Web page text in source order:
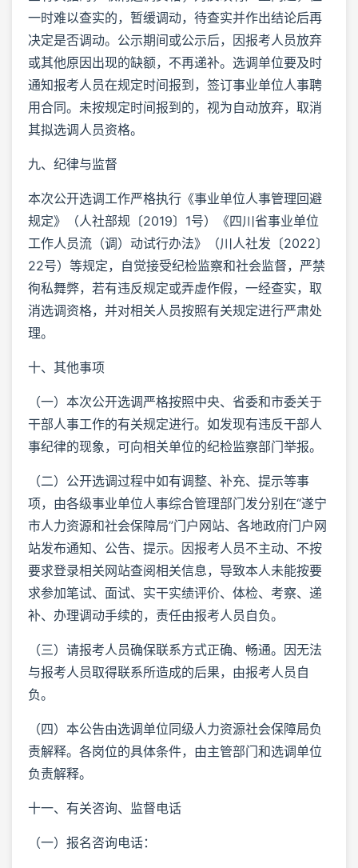
一时难以查实的，暂缓调动，待查实并作出结论后再
决定是否调动。公示期间或公示后，因报考人员放弃
或其他原因出现的缺额，不再递补。选调单位要及时
通知报考人员在规定时间报到，签订事业单位人事聘
用合同。未按规定时间报到的，视为自动放弃，取消
其拟选调人员资格。
九、纪律与监督
本次公开选调工作严格执行《事业单位人事管理回避
规定》（人社部规〔2019〕1号）《四川省事业单位
工作人员流（调）动试行办法》（川人社发〔2022〕
22号）等规定，自觉接受纪检监察和社会监督，严禁
徇私舞弊，若有违反规定或弄虚作假，一经查实，取
消选调资格，并对相关人员按照有关规定进行严肃处
理。
十、其他事项
（一）本次公开选调严格按照中央、省委和市委关于
干部人事工作的有关规定进行。如发现有违反干部人
事纪律的现象，可向相关单位的纪检监察部门举报。
（二）公开选调过程中如有调整、补充、提示等事
项，由各级事业单位人事综合管理部门发分别在“遂宁
市人力资源和社会保障局”门户网站、各地政府门户网
站发布通知、公告、提示。因报考人员不主动、不按
要求登录相关网站查阅相关信息，导致本人未能按要
求参加笔试、面试、实干实绩评价、体检、考察、递
补、办理调动手续的，责任由报考人员自负。
（三）请报考人员确保联系方式正确、畅通。因无法
与报考人员取得联系所造成的后果，由报考人员自
负。
（四）本公告由选调单位同级人力资源社会保障局负
责解释。各岗位的具体条件，由主管部门和选调单位
负责解释。
十一、有关咨询、监督电话
（一）报名咨询电话：